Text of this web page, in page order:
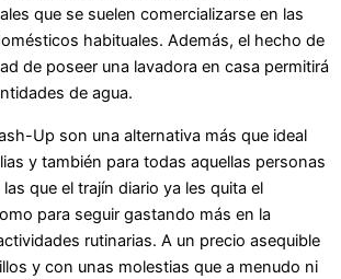
que se suelen comercializarse en las
habituales. Además, el hecho de
de poseer una lavadora en casa permitirá
de agua.
Up son una alternativa más que ideal
y también para todas aquellas personas
que el trajín diario ya les quita el
para seguir gastando más en la
rutinarias. A un precio asequible
y con unas molestias que a menudo ni